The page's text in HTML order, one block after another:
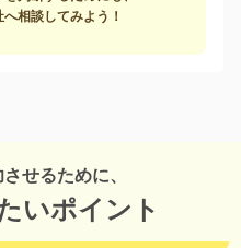
相談してみよう！
せるために、
いポイント